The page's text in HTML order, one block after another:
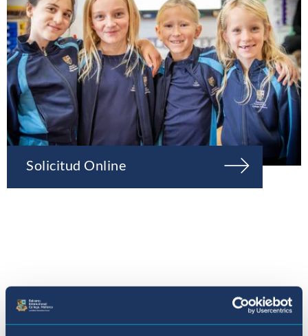
Solicitud Online
Conecta con nosotros en {platform}